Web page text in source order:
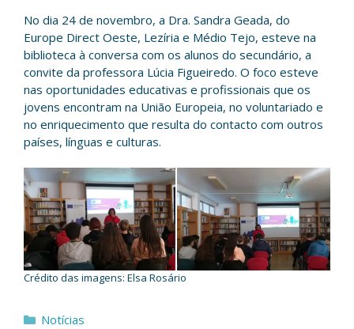
No dia 24 de novembro, a Dra. Sandra Geada, do
Europe Direct Oeste, Lezíria e Médio Tejo, esteve na
biblioteca à conversa com os alunos do secundário, a
convite da professora Lúcia Figueiredo. O foco esteve
nas oportunidades educativas e profissionais que os
jovens encontram na União Europeia, no voluntariado e
no enriquecimento que resulta do contacto com outros
países, línguas e culturas.
Crédito das imagens: Elsa Rosário
Categorias
Notícias